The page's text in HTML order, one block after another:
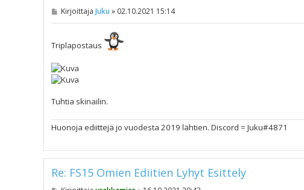
V
t
Kirjoittaja Juku » 02.10.2021 15:14
Triplapostaus
Tuhtia skinailin.
Huonoja ediittejä jo vuodesta 2019 lähtien. Discord = Juku#4871
Re: FS15 Omien Ediitien Lyhyt Esittely